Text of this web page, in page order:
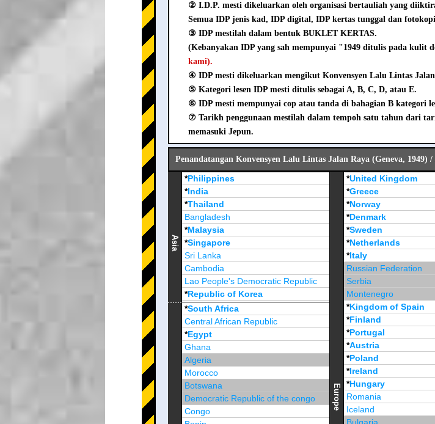
② I.D.P. mesti dikeluarkan oleh organisasi bertauliah yang
Semua IDP jenis kad, IDP digital, IDP kertas tunggal dan
③ IDP mestilah dalam bentuk BUKLET KERTAS.
(Kebanyakan IDP yang sah mempunyai "1949 ditulis pada kulit
kami).
④ IDP mesti dikeluarkan mengikut Konvensyen Lalu Lintas Jalan
⑤ Kategori lesen IDP mesti ditulis sebagai A, B, C, D, atau E.
⑥ IDP mesti mempunyai cop atau tanda di bahagian B kategori
⑦ Tarikh penggunaan mestilah dalam tempoh satu tahun dari
memasuki Jepun.
Penandatangan Konvensyen Lalu Lintas Jalan Raya (Geneva, 1949)
Asia
*Philippines
*India
*Thailand
Bangladesh
*Malaysia
*Singapore
Sri Lanka
Cambodia
Lao People's Democratic Republic
*Republic of Korea
Brunei Darussalam
*South Africa
Central African Republic
*Egypt
Ghana
Algeria
Morocco
Botswana
Democratic Republic of the congo
Congo
Europe
*United Kingdom
*Greece
*Norway
*Denmark
*Sweden
*Netherlands
*Italy
Russian Federation
Serbia
Montenegro
*Kingdom of Spain
*Finland
*Portugal
*Austria
*Poland
*Ireland
*Hungary
Romania
Iceland